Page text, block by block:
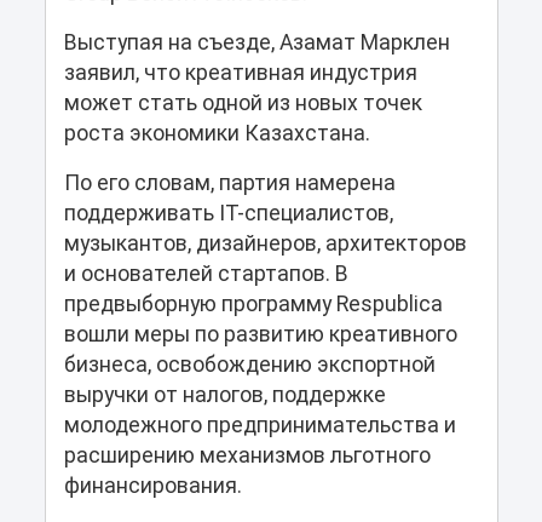
Выступая на съезде, Азамат Марклен
заявил, что креативная индустрия
может стать одной из новых точек
роста экономики Казахстана.
По его словам, партия намерена
поддерживать IT-специалистов,
музыкантов, дизайнеров, архитекторов
и основателей стартапов. В
предвыборную программу Respublica
вошли меры по развитию креативного
бизнеса, освобождению экспортной
выручки от налогов, поддержке
молодежного предпринимательства и
расширению механизмов льготного
финансирования.